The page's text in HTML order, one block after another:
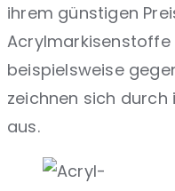
ihrem günstigen
beispielsweise
zeichnen sich durch
aus.